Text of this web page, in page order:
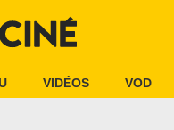
VIDÉOS VOD